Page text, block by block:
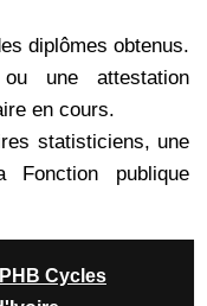
diplômes obtenus.
une attestation
en cours.
statisticiens, une
Fonction publique
Cycles